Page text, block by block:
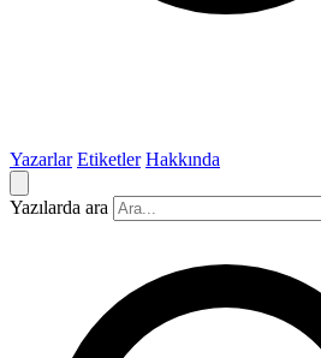
Yazarlar Etiketler Hakkında
Yazılarda ara